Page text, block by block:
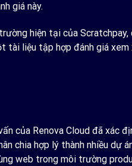
giá này.
hiện tại của
tài liệu tập hợp đánh giá
của Renova Cloud đã xác
chia hợp lý thành nhiều
web trong môi trường